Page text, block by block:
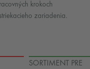
krokoch
zariadenia.
SORTIMENT PRE